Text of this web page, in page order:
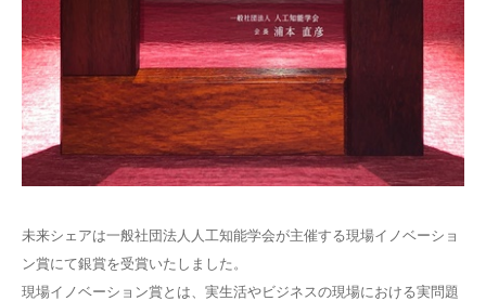
未来シェアは一般社団法人人工知能学会が主催する現場イノベーショ
ン賞にて銀賞を受賞いたしました。
現場イノベーション賞とは、実生活やビジネスの現場における実問題